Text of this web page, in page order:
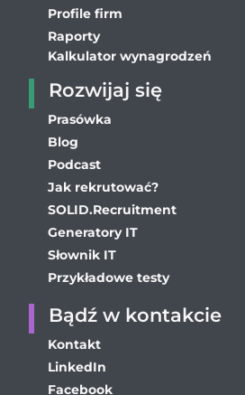
Profile firm
Raporty
Kalkulator wynagrodzeń
Rozwijaj się
Prasówka
Blog
Podcast
Jak rekrutować?
SOLID.Recruitment
Generatory IT
Słownik IT
Przykładowe testy
Bądź w kontakcie
Kontakt
LinkedIn
Facebook